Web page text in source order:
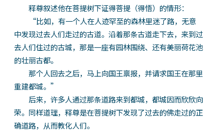
释尊叙述他在菩提树下证得菩提（得悟）的情形：
“比如，有一个人在人迹罕至的森林里迷了路，无意
中发现过去人们走过的古道。沿着那条古道走下去，来到过
去人们住过的古城，那是一座有园林围绕、还有美丽荷花池
的壮丽古都。
那个人回去之后，马上向国王禀报，并请求国王在那里
重建都城。”
后来，许多人通过那条道路来到都城，都城因而欣欣向
荣。同样道理，释尊是在菩提树下发现了过去的佛走过的正
确道路，从而教化人们。